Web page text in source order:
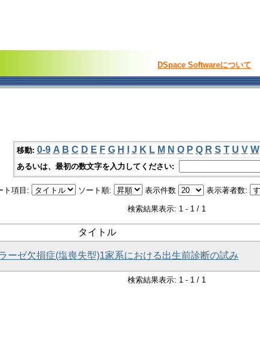
DSpace Softwareについて
移動: 0-9 A B C D E F G H J K L M N O P Q R S T U V W
あるいは、最初の数文字を入力してください:
ト項目: ソート順: 表示件数 表示著者数:
検索結果表示: 1 - 1 / 1
タイトル
ーゼ欠損症(塩喪失型)1家系における出生前診断の試み
検索結果表示: 1 - 1 / 1